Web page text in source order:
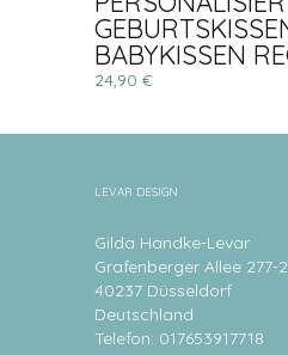
BABYKISSEN
24,90 €
LEVAR DESIGN
Gilda Handke-Levar
Grafenberger Allee 277-
40237 Düsseldorf
Deutschland
Telefon: 017653917718